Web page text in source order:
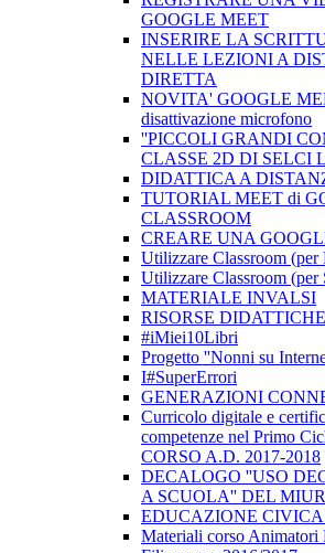
GOOGLE MEET
INSERIRE LA
NELLE LEZIONI A
DIRETTA
NOVITA' GOOGLE
disattivazione microfono
''PICCOLI GRANDI
CLASSE 2D DI SELCI
DIDATTICA A
TUTORIAL MEET di
CLASSROOM
CREARE UNA
Utilizzare Classroom
Utilizzare Classroom
MATERIALE INVALSI
RISORSE
#iMiei10Libri
Progetto ''Nonni su
I#SuperErrori
GENERAZIONI
Curricolo digitale e
competenze nel Primo
CORSO A.D. 2017-2018
DECALOGO ''USO
A SCUOLA'' DEL MIUR
EDUCAZIONE
Materiali corso Animatori